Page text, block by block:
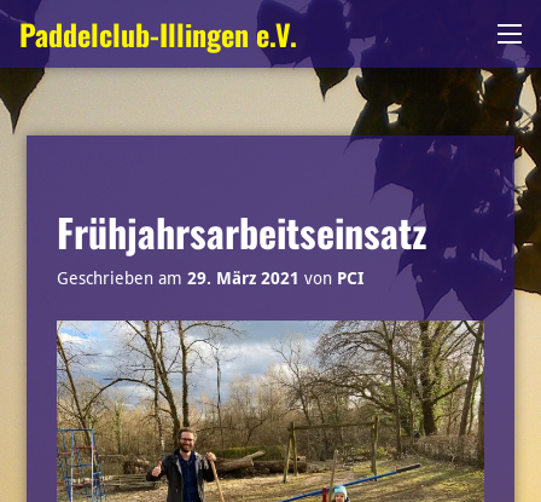
Zum
Inhalt
springen
Paddelclub-Illingen e.V.
Frühjahrsarbeitseinsatz
Geschrieben am 29. März 2021 von PCI